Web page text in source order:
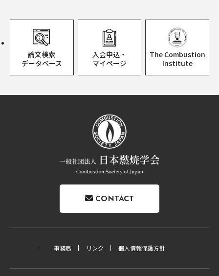
論文検索
データベース
入会申込・
マイページ
The Combustion
Institute
CONTACT
事務局 リンク 個人情報保護方針